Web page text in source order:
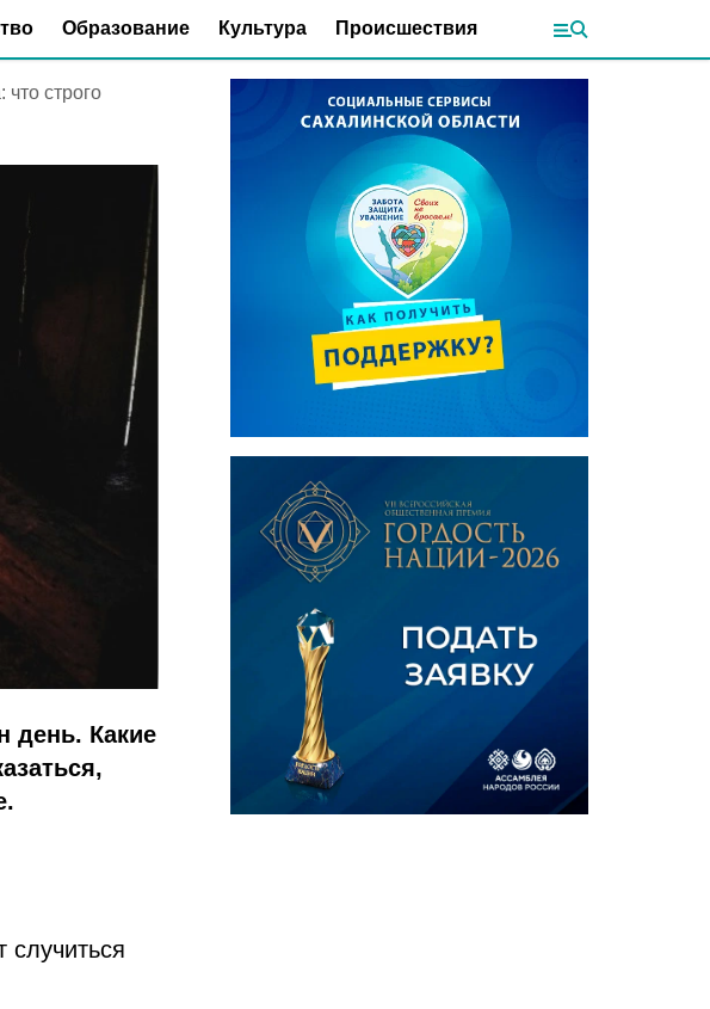
Образование Культура Происшествия
строго
день. Какие
случиться